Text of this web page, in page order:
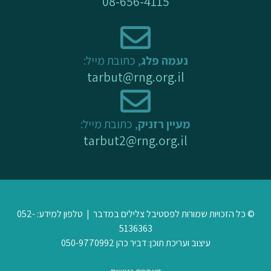
נעמה פלג, כתובת מייל:
tarbut@rng.org.il
מעיין רזניק, כתובת מייל:
tarbut2@rng.org.il
© כל הזכויות שמורות לפסטיבל צלילים במדבר | טלפון למידע: 052-
5136363
עיצוב ועריכת תוכן: דביר כהן 050-9770992